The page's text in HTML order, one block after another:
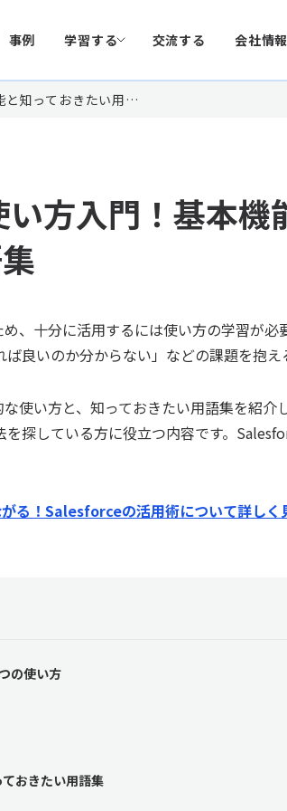
事例 学習する 交流する 会社情報
知っておきたい用…
方入門！基本機
、十分に活用するには使い方の学習が必
良いのか分からない」などの課題を抱え
使い方と、知っておきたい用語集を紹介
探している方に役立つ内容です。
る！Salesforceの活用術について詳しく
の使い方
おきたい用語集